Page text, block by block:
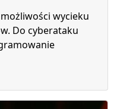
wycieku
Do cyberataku